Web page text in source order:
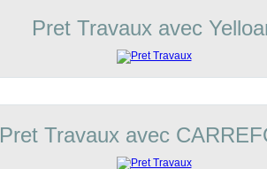
Pret Travaux avec
Pret Travaux avec